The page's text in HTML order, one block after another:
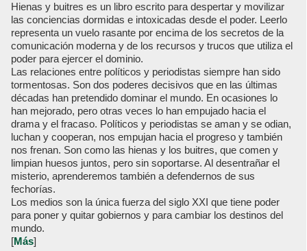
Hienas y buitres es un libro escrito para despertar y movilizar
las conciencias dormidas e intoxicadas desde el poder. Leerlo
representa un vuelo rasante por encima de los secretos de la
comunicación moderna y de los recursos y trucos que utiliza el
poder para ejercer el dominio.
Las relaciones entre políticos y periodistas siempre han sido
tormentosas. Son dos poderes decisivos que en las últimas
décadas han pretendido dominar el mundo. En ocasiones lo
han mejorado, pero otras veces lo han empujado hacia el
drama y el fracaso. Políticos y periodistas se aman y se odian,
luchan y cooperan, nos empujan hacia el progreso y también
nos frenan. Son como las hienas y los buitres, que comen y
limpian huesos juntos, pero sin soportarse. Al desentrañar el
misterio, aprenderemos también a defendernos de sus
fechorías.
Los medios son la única fuerza del siglo XXI que tiene poder
para poner y quitar gobiernos y para cambiar los destinos del
mundo.
[Más]